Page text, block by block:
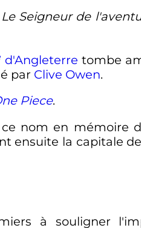
Le Seigneur de
d'Angleterre tombe
par Clive Owen.
Piece.
ce nom en mémoire
ensuite la capitale
à souligner